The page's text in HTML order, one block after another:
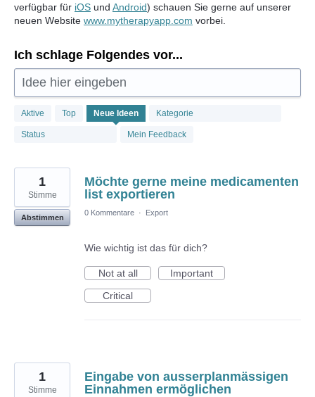
verfügbar für iOS und Android) schauen Sie gerne auf unserer
neuen Website www.mytherapyapp.com vorbei.
Ich schlage Folgendes vor...
Idee hier eingeben
Aktive Top Neue Ideen Kategorie
Status Mein Feedback
892
gefundene
Ergebnisse
Möchte gerne meine medicamenten
list exportieren
1
Stimme
Abstimmen
0 Kommentare · Export
Wie wichtig ist das für dich?
Not at all
Important
Critical
Eingabe von ausserplanmässigen
Einnahmen ermöglichen
1
Stimme